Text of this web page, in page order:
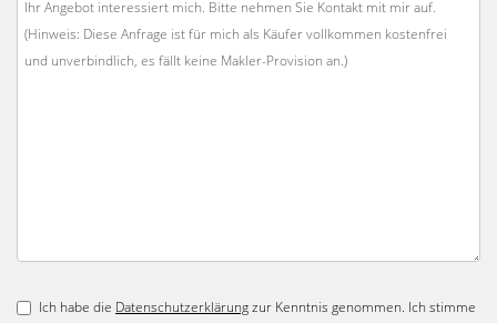
Ich habe die Datenschutzerklärungzur Kenntnis genommen. Ich stimme